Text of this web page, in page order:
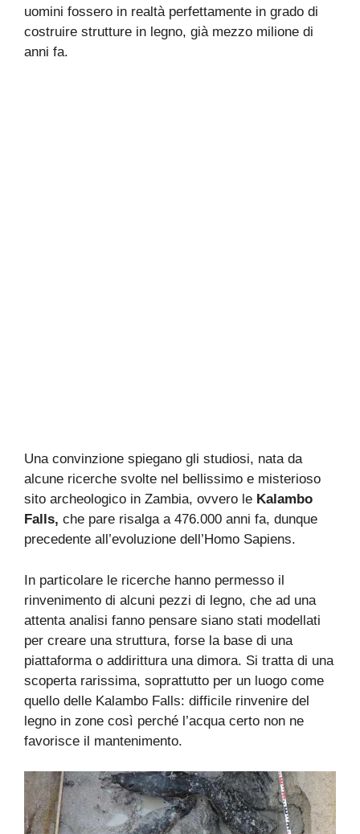
uomini fossero in realtà perfettamente in grado di
costruire strutture in legno, già mezzo milione di
anni fa.
Una convinzione spiegano gli studiosi, nata da
alcune ricerche svolte nel bellissimo e misterioso
sito archeologico in Zambia, ovvero le Kalambo
Falls, che pare risalga a 476.000 anni fa, dunque
precedente all’evoluzione dell’Homo Sapiens.
In particolare le ricerche hanno permesso il
rinvenimento di alcuni pezzi di legno, che ad una
attenta analisi fanno pensare siano stati modellati
per creare una struttura, forse la base di una
piattaforma o addirittura una dimora. Si tratta di una
scoperta rarissima, soprattutto per un luogo come
quello delle Kalambo Falls: difficile rinvenire del
legno in zone così perché l’acqua certo non ne
favorisce il mantenimento.